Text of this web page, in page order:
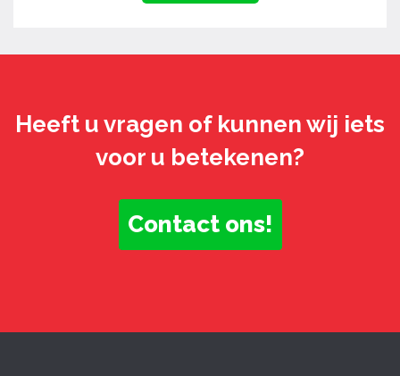
Heeft u vragen of kunnen wij iets
voor u betekenen?
Contact ons!